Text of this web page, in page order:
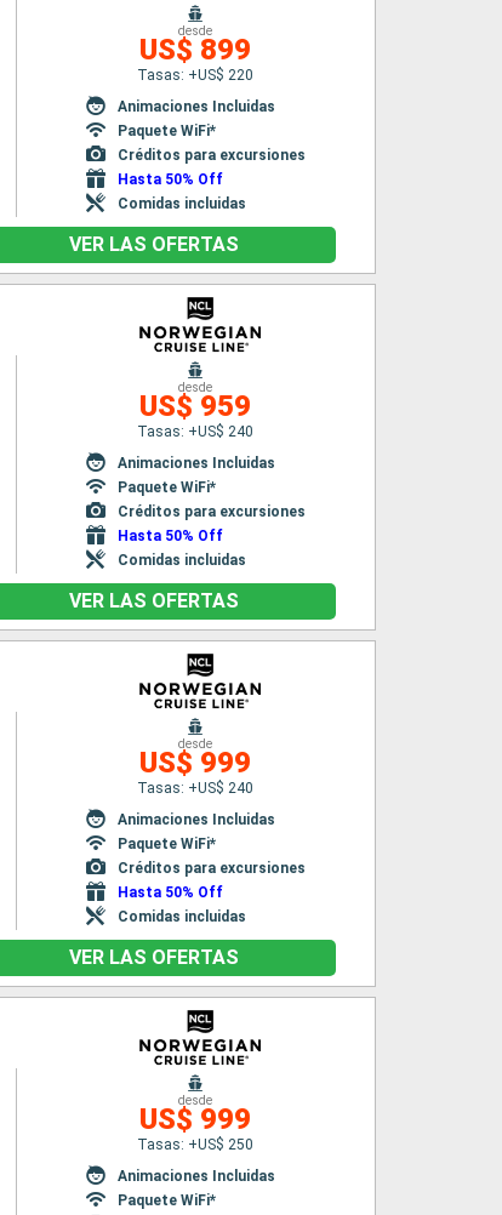
desde
US$ 899
Tasas: +US$ 220
Animaciones Incluidas
Paquete WiFi*
Créditos para excursiones
Hasta 50% Off
Comidas incluidas
VER LAS OFERTAS
desde
US$ 959
Tasas: +US$ 240
Animaciones Incluidas
Paquete WiFi*
Créditos para excursiones
Hasta 50% Off
Comidas incluidas
VER LAS OFERTAS
desde
US$ 999
Tasas: +US$ 240
Animaciones Incluidas
Paquete WiFi*
Créditos para excursiones
Hasta 50% Off
Comidas incluidas
VER LAS OFERTAS
desde
US$ 999
Tasas: +US$ 250
Animaciones Incluidas
Paquete WiFi*